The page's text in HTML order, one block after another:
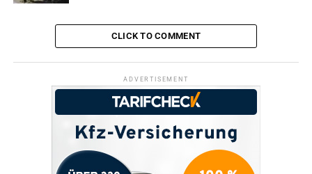
CLICK TO COMMENT
ADVERTISEMENT